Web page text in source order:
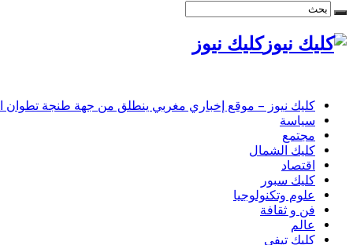
كليك نيوز
كليك نيوز – موقع إخباري مغربي ينطلق من جهة طنجة تطوان
سياسة
مجتمع
كليك الشمال
اقتصاد
كليك سبور
علوم وتكنولوجيا
فن و ثقافة
عالم
كليك تيفي